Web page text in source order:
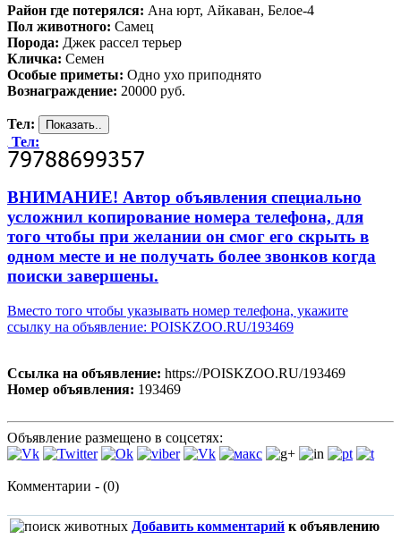
Район где потерялся: Ана юрт, Айкаван, Белое-4
Пол животного: Самец
Порода: Джек рассел терьер
Кличка: Семен
Особые приметы: Одно ухо приподнято
Вознаграждение: 20000 руб.
Тел:
Тел:
ВНИМАНИЕ! Автор объявления специально
усложнил копирование номера телефона, для
того чтобы при желании он смог его скрыть в
одном месте и не получать более звонков когда
поиски завершены.
Вместо того чтобы указывать номер телефона, укажите
ссылку на объявление: POISKZOO.RU/193469
Ссылка на объявление: https://POISKZOO.RU/193469
Номер объявления: 193469
Объявление размещено в соцсетях:
Комментарии - (0)
Добавить комментарий к объявлению